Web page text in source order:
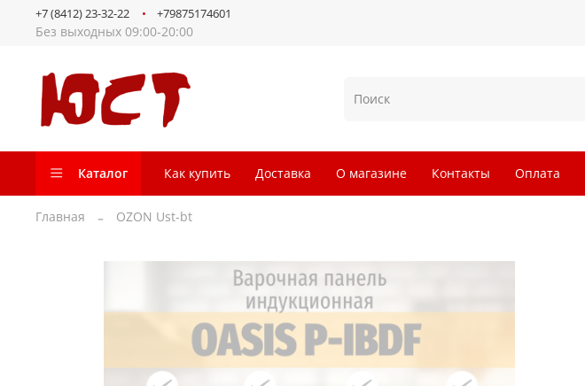
Без выходных 09:00-20:00
+7 (8412) 23-32-22 +79875174601
Каталог Как купить Доставка О магазине Контакты Оплата
Главная OZON Ust-bt